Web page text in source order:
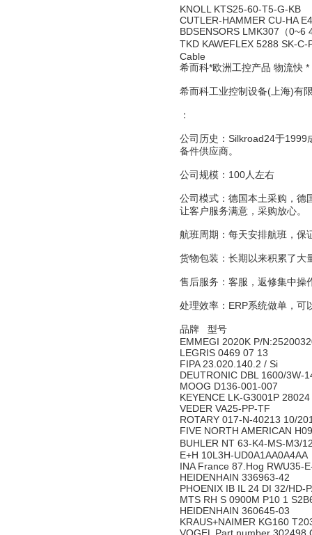
KNOLL KTS25-60-T5-G-KB
CUTLER-HAMMER CU-HA
BDSENSORS LMK307（
TKD KAWEFLEX 5288 SK-
Cable
希而科*欧洲工控产品 物流快 *
希而科工业控制设备(上海)有
：
公司历史：Silkroad24于1999
备件供应商。
公司规模：100人左右
公司模式：德国本土采购，德
让客户服务满意，采购放心。
航班周期：每天安排航班，保
货物包装：长期以来积累了大
售后服务：客服，返修集中操
处理效率：ERP系统做单，可
品牌 型号
EMMEGI 2020K P/
LEGRIS 0469 07 13
FIPA 23.020.140.2 / Si
DEUTRONIC DBL 1600/3W-
MOOG D136-001-007
KEYENCE LK-G3001P 28024
VEDER VA25-PP-TF
ROTARY 017-N-40213 10/
FIVE NORTH AMERICAN
BUHLER NT 63-K4-MS-M3/
E+H 10L3H-UD0A1AA0A4AA
INA France 87.Hog RWU35-
HEIDENHAIN 336963-42
PHOENIX IB IL 24 DI 32/HD-
MTS RH S 0900M P10 1
HEIDENHAIN 360645-03
KRAUS+NAIMER KG160